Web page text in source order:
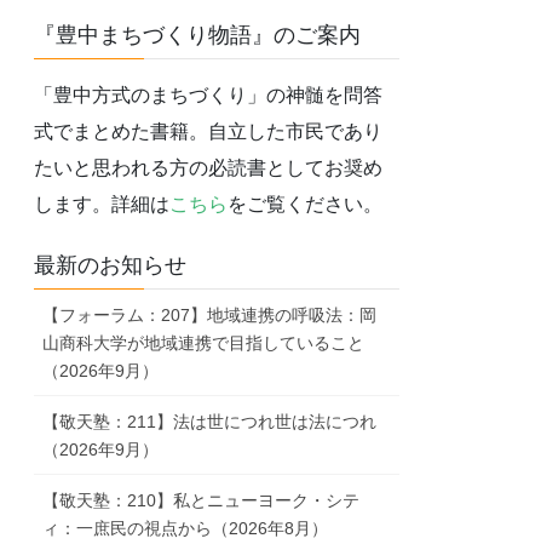
『豊中まちづくり物語』のご案内
「豊中方式のまちづくり」の神髄を問答
式でまとめた書籍。自立した市民であり
たいと思われる方の必読書としてお奨め
します。詳細はこちら をご覧ください。
最新のお知らせ
【フォーラム：207】地域連携の呼吸法：岡
山商科大学が地域連携で目指していること
（2026年9月）
【敬天塾：211】法は世につれ世は法につれ
（2026年9月）
【敬天塾：210】私とニューヨーク・シテ
ィ：一庶民の視点から（2026年8月）